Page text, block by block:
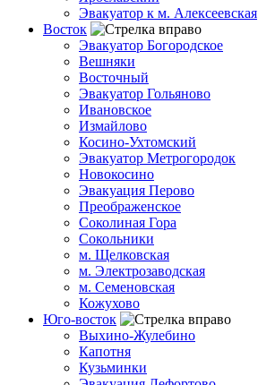
Эвакуатор к м. Алексеевская
Восток
Эвакуатор Богородское
Вешняки
Восточный
Эвакуатор Гольяново
Ивановское
Измайлово
Косино-Ухтомский
Эвакуатор Метрогородок
Новокосино
Эвакуация Перово
Преображенское
Соколиная Гора
Сокольники
м. Щелковская
м. Электрозаводская
м. Семеновская
Кожухово
Юго-восток
Выхино-Жулебино
Капотня
Кузьминки